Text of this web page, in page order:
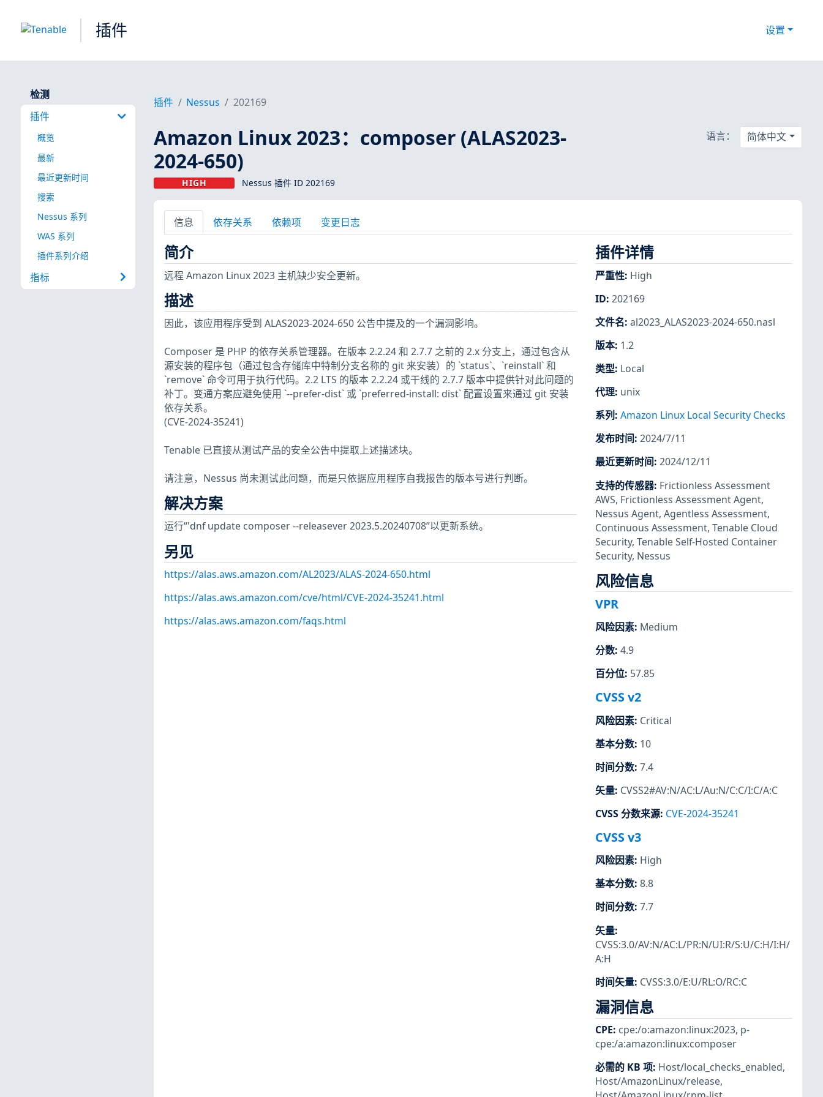
插件 设置
检测
插件
概览
最新
最近更新时间
搜索
Nessus 系列
WAS 系列
插件系列介绍
指标
插件 Nessus 202169
Amazon Linux 2023：composer (ALAS2023-
2024-650)
HIGH Nessus 插件 ID 202169
语言： 简体中文
信息 依存关系 依赖项 变更日志
简介
远程 Amazon Linux 2023 主机缺少安全更新。
描述
因此，该应用程序受到 ALAS2023-2024-650 公告中提及的一个漏洞影响。
Composer 是 PHP 的依存关系管理器。在版本 2.2.24 和 2.7.7 之前的 2.x 分支上，通过包含从
源安装的程序包（通过包含存储库中特制分支名称的 git 来安装）的 `status`、`reinstall` 和
`remove` 命令可用于执行代码。2.2 LTS 的版本 2.2.24 或干线的 2.7.7 版本中提供针对此问题的
补丁。变通方案应避免使用 `--prefer-dist` 或 `preferred-install: dist` 配置设置来通过 git 安装
依存关系。
(CVE-2024-35241)
Tenable 已直接从测试产品的安全公告中提取上述描述块。
请注意，Nessus 尚未测试此问题，而是只依据应用程序自我报告的版本号进行判断。
解决方案
运行“'dnf update composer --releasever 2023.5.20240708”以更新系统。
另见
https://alas.aws.amazon.com/AL2023/ALAS-2024-650.html
https://alas.aws.amazon.com/cve/html/CVE-2024-35241.html
https://alas.aws.amazon.com/faqs.html
插件详情
严重性: High
ID: 202169
文件名: al2023_ALAS2023-2024-650.nasl
版本: 1.2
类型: Local
代理: unix
系列 : Amazon Linux Local Security Checks
发布时间: 2024/7/11
最近更新时间: 2024/12/11
支持的传感器: Frictionless Assessment
AWS, Frictionless Assessment Agent,
Nessus Agent, Agentless Assessment,
Continuous Assessment, Tenable Cloud
Security, Tenable Self-Hosted Container
Security, Nessus
风险信息
VPR
风险因素: Medium
分数: 4.9
百分位: 57.85
CVSS v2
风险因素: Critical
基本分数: 10
时间分数: 7.4
矢量: CVSS2#AV:N/AC:L/Au:N/C:C/I:C/A:C
CVSS 分数来源: CVE-2024-35241
CVSS v3
风险因素: High
基本分数: 8.8
时间分数: 7.7
矢量:
CVSS:3.0/AV:N/AC:L/PR:N/UI:R/S:U/C:H/I:H/
A:H
时间矢量: CVSS:3.0/E:U/RL:O/RC:C
漏洞信息
CPE: cpe:/o:amazon:linux:2023, p-
cpe:/a:amazon:linux:composer
必需的 KB 项: Host/local_checks_enabled,
Host/AmazonLinux/release,